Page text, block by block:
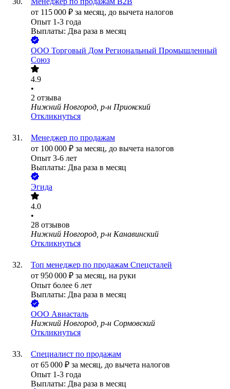
от 115 000 ₽ за месяц, до вычета налогов
Опыт 1-3 года
Выплаты: Два раза в месяц
ООО Торговый Дом Региональный Промышленный
Союз
4.9
•
2 отзыва
Нижний Новгород, р-н Приокский
Откликнуться
Менеджер по продажам
от 100 000 ₽ за месяц, до вычета налогов
Опыт 3-6 лет
Выплаты: Два раза в месяц
Эгида
4.0
•
28 отзывов
Нижний Новгород, р-н Канавинский
Откликнуться
Топ менеджер по продажам Спецсталей
от 950 000 ₽ за месяц, на руки
Опыт более 6 лет
Выплаты: Два раза в месяц
ООО Авиасталь
Нижний Новгород, р-н Сормовский
Откликнуться
Специалист по продажам
от 65 000 ₽ за месяц, до вычета налогов
Опыт 1-3 года
Выплаты: Два раза в месяц